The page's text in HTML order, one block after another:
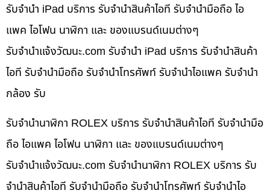
รับจำนำ iPad บริการ รับจำนำสินค้าไอที รับจำนำมือถือ ไอ
แพค ไอโฟน นาฬิกา และ ของแบรนด์เนมต่างๆ
รับจํานําแจ้งวัฒนะ.com รับจำนำ iPad บริการ รับจำนำสินค้า
ไอที รับจำนำมือถือ รับจำนำโทรศัพท์ รับจำนำไอแพค รับจำนำ
กล้อง รับ
รับจำนำนาฬิกา ROLEX บริการ รับจำนำสินค้าไอที รับจำนำมือ
ถือ ไอแพค ไอโฟน นาฬิกา และ ของแบรนด์เนมต่างๆ
รับจํานําแจ้งวัฒนะ.com รับจำนำนาฬิกา ROLEX บริการ รับ
จำนำสินค้าไอที รับจำนำมือถือ รับจำนำโทรศัพท์ รับจำนำไอ